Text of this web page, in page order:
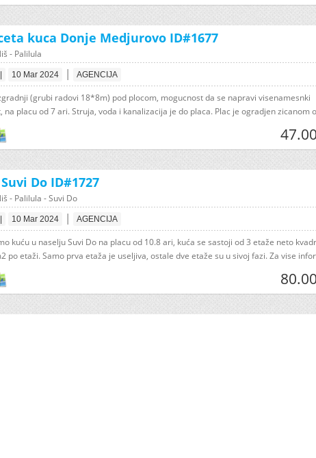
kuca Donje Medjurovo ID#1677
- Palilula
10 Mar 2024 | AGENCIJA
(grubi radovi 18*8m) pod plocom, mogucnost da se napravi visenamesnki
na placu od 7 ari. Struja, voda i kanalizacija je do placa. Plac je ogradjen zicanom
Do ID#1727
- Palilula - Suvi Do
10 Mar 2024 | AGENCIJA
kuću u naselju Suvi Do na placu od 10.8 ari, kuća se sastoji od 3 etaže neto
po etaži. Samo prva etaža je useljiva, ostale dve etaže su u sivoj fazi. Za vise